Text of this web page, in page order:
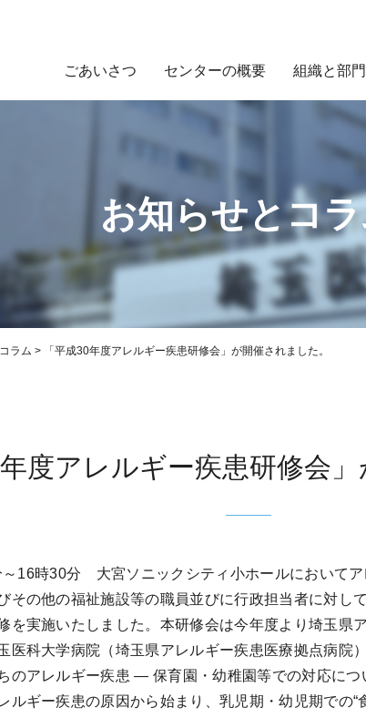
ごあいさつ センターの概要 組織と部門
お知らせとコ
コラム > 「平成30年度アレルギー疾患研修会」が開催されました。
年度アレルギー疾患研修会
16時30分 大宮ソニックシティ小ホールにおいて
その他の福祉施設等の職員並びに行政担当者に対し
を実施いたしました。本研修会は今年度より埼玉県
医科大学病院（埼玉県アレルギー疾患医療拠点病院
のアレルギー疾患 ― 保育園・幼稚園等での対応に
ルギー疾患の原因から始まり、乳児期・幼児期での“